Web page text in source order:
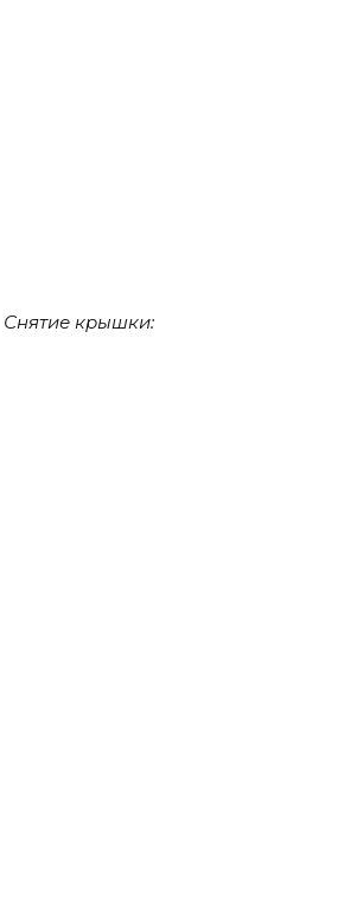
Снятие крышки: